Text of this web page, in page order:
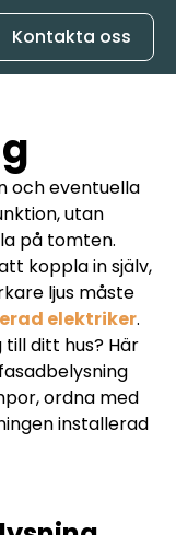
Kontakta oss
och eventuella
utan
på tomten.
koppla in själv,
ljus måste
elektriker.
ditt hus? Här
ordna med
installerad